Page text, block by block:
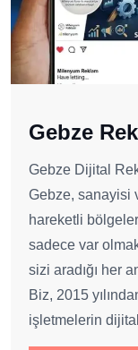
Gebze
Gebze Dijital
Gebze, sanayisi
hareketli
sadece var
sizi aradığı her
Biz, 2015
işletmelerin